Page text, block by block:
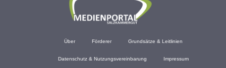
Über Förderer Grundsätze & Leitlinien
Datenschutz & Nutzungsvereinbarung Impressum